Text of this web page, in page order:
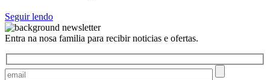
Seguir lendo
Entra na nosa familia para recibir noticias e ofertas.